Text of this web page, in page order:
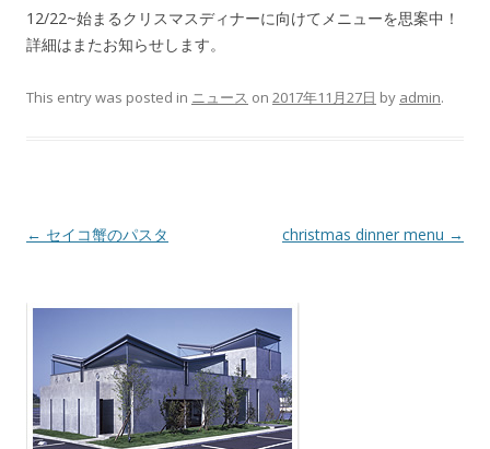
12/22~始まるクリスマスディナーに向けてメニューを思案中！
詳細はまたお知らせします。
This entry was posted in ニュース on 2017年11月27日 by admin.
Post navigation
← セイコ蟹のパスタ christmas dinner menu →